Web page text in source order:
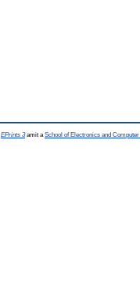
EPrints 3amit a School of Electronics and